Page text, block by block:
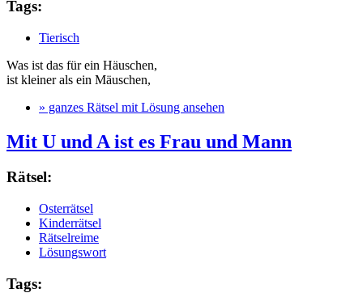
Tags:
Tierisch
Was ist das für ein Häuschen,
ist kleiner als ein Mäuschen,
» ganzes Rätsel mit Lösung ansehen
Mit U und A ist es Frau und Mann
Rätsel:
Osterrätsel
Kinderrätsel
Rätselreime
Lösungswort
Tags: